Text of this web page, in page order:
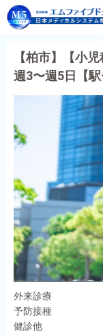
【柏市】【小
週3〜週5日【駅
外来診療
予防接種
健診他